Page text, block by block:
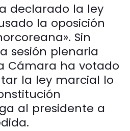
declarado la ley
la oposición
Sin
sesión plenaria
Cámara ha votado
la ley marcial lo
al presidente a